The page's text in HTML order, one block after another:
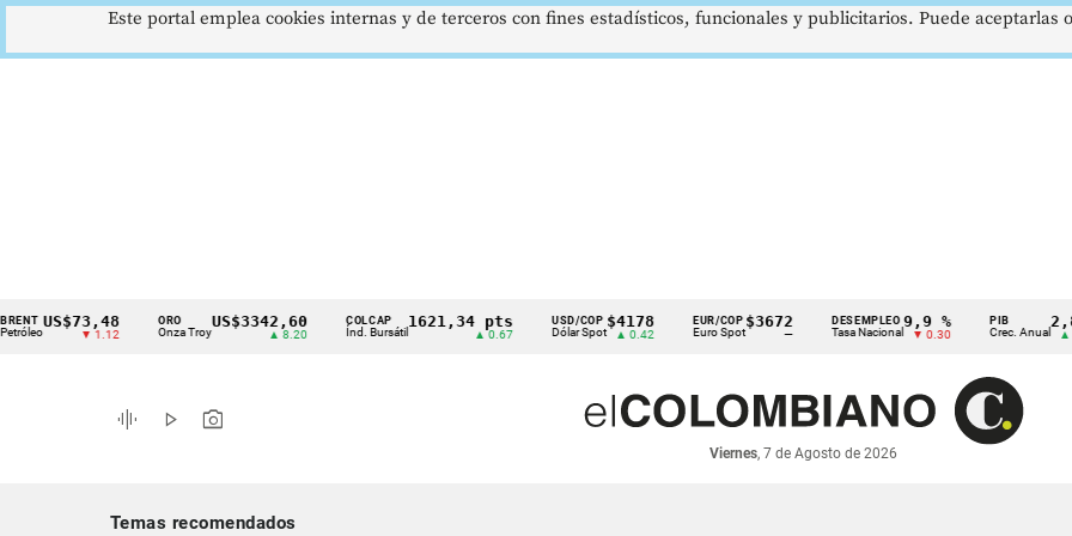
Cintillo
indicadores
económicos
US$73,48
▼ 1.12
ORO
Onza Troy
US$3342,60 COLCAP
Índ. Bursátil
1621,34 pts USD/COP
Dólar Spot
$4178
▲ 0.42
EUR/COP
Euro Spot
$3672
—
DESEMPLEO
Tasa Nacional
9,9 %
▼ 0.30
PIB
Crec. Anual
2,8 %
▲ 0.10
graphic_eq play_arrow photo_camera
Viernes, 7 de Agosto de 2026
Temas recomendados
Este portal emplea cookies internas y de terceros con fines estadísticos, funcionales y publicitarios. Puede aceptarlas